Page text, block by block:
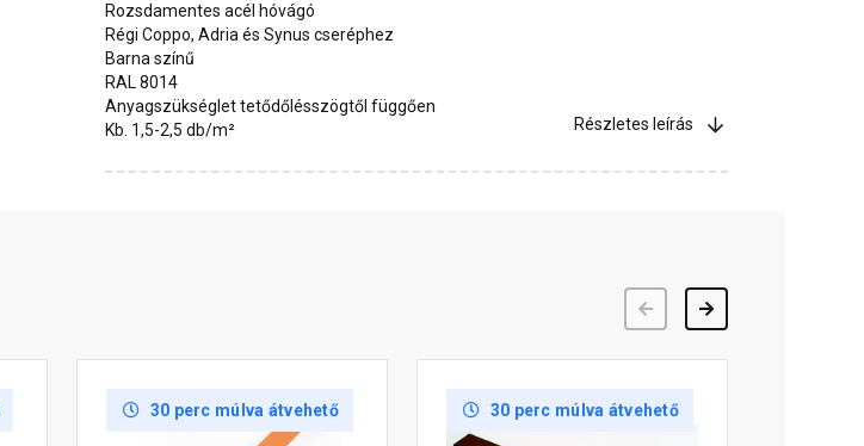
Rozsdamentes acél hóvágó
Régi Coppo, Adria és Synus cseréphez
Barna színű
RAL 8014
Anyagszükséglet tetődőlésszögtől függően
Kb. 1,5-2,5 db/m²
Részletes leírás
30 perc múlva átvehető 30 perc múlva átvehető